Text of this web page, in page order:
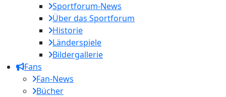
Sportforum-News
Über das Sportforum
Historie
Länderspiele
Bildergallerie
Fans
Fan-News
Bücher